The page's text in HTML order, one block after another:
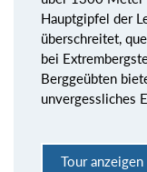
Hauptgipfel der
überschreitet,
bei
Berggeübten
unvergessliches
Tour anzeigen